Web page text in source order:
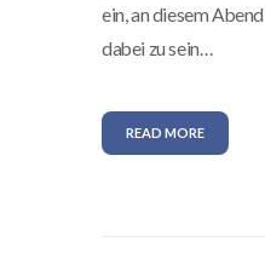
ein, an diesem Abend
dabei zu sein…
READ MORE